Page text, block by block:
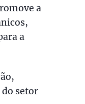
a
a
setor